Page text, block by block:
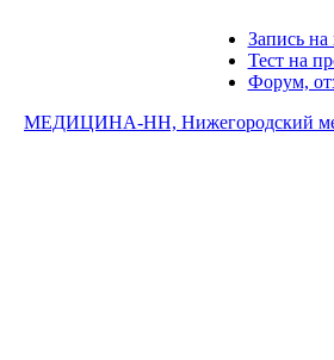
Запись на
Тест на
Форум,
МЕДИЦИНА-НН, Нижегородский